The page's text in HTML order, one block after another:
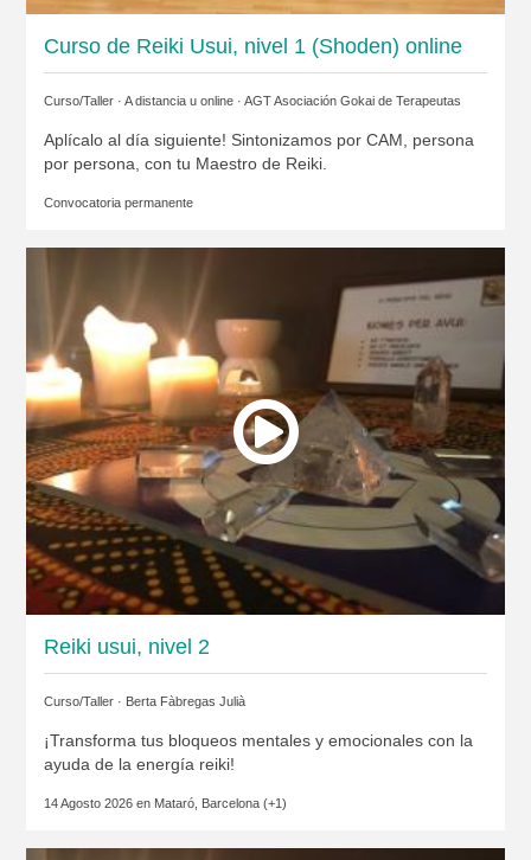
Curso de Reiki Usui, nivel 1 (Shoden) online
Curso/Taller · A distancia u online · AGT Asociación Gokai de Terapeutas
Aplícalo al día siguiente! Sintonizamos por CAM, persona
por persona, con tu Maestro de Reiki.
Convocatoria permanente
Reiki usui, nivel 2
Curso/Taller · Berta Fàbregas Julià
¡Transforma tus bloqueos mentales y emocionales con la
ayuda de la energía reiki!
14 Agosto 2026 en Mataró, Barcelona(+1)